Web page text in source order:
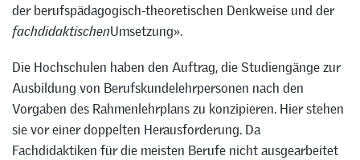
der berufspädagogisch-theoretischen Denkweise und der
fachdidaktischenUmsetzung».
Die Hochschulen haben den Auftrag, die Studiengänge zur
Ausbildung von Berufskundelehrpersonen nach den
Vorgaben des Rahmenlehrplans zu konzipieren. Hier stehen
sie vor einer doppelten Herausforderung. Da
Fachdidaktiken für die meisten Berufe nicht ausgearbeitet